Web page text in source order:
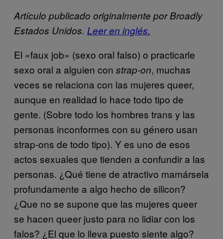
Artículo publicado originalmente por Broadly
Estados Unidos. Leer en inglés.
El «faux job» (sexo oral falso) o practicarle
sexo oral a alguien con strap-on, muchas
veces se relaciona con las mujeres queer,
aunque en realidad lo hace todo tipo de
gente. (Sobre todo los hombres trans y las
personas inconformes con su género usan
strap-ons de todo tipo). Y es uno de esos
actos sexuales que tienden a confundir a las
personas. ¿Qué tiene de atractivo mamársela
profundamente a algo hecho de silicon?
¿Que no se supone que las mujeres queer
se hacen queer justo para no lidiar con los
falos? ¿El que lo lleva puesto siente algo?